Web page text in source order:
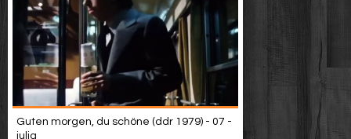
Guten morgen, du schöne (ddr 1979) - 07 -
julia